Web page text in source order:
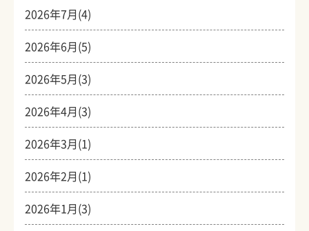
2026年7月(4)
2026年6月(5)
2026年5月(3)
2026年4月(3)
2026年3月(1)
2026年2月(1)
2026年1月(3)